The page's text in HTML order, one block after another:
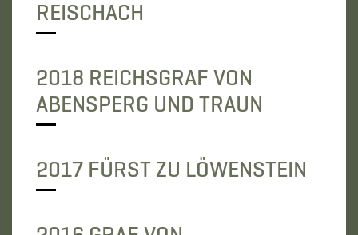
REISCHACH
2018 REICHSGRAF VON
ABENSPERG UND TRAUN
2017 FÜRST ZU LÖWENSTEIN